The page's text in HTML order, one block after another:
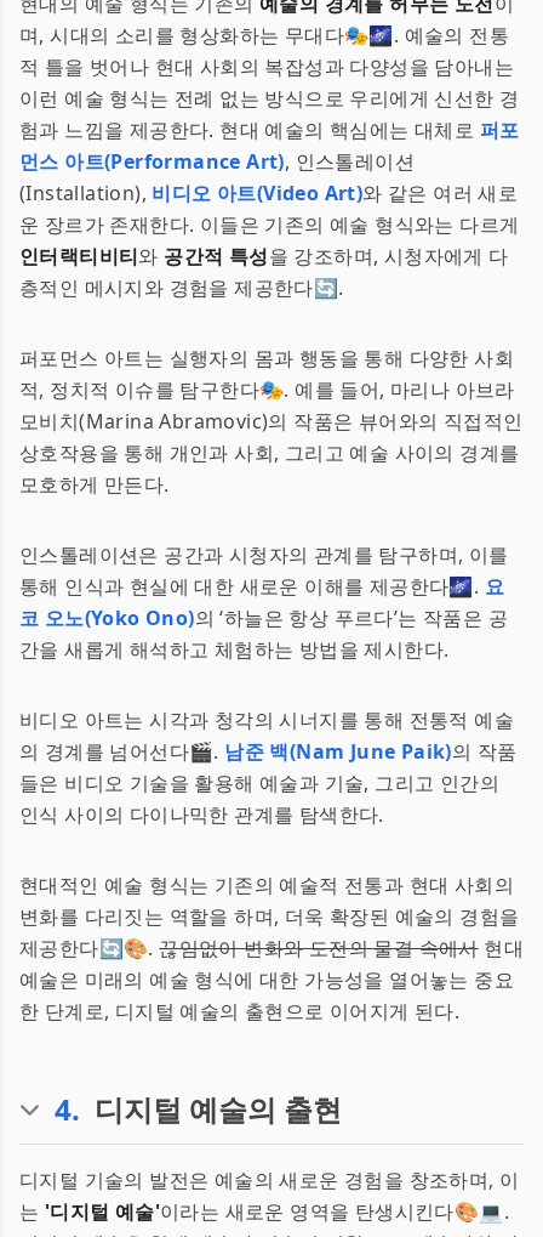
며, 시대의 소리를 형상화하는 무대다🎭🌌. 예술의 전통
적 틀을 벗어나 현대 사회의 복잡성과 다양성을 담아내는
이런 예술 형식는 전례 없는 방식으로 우리에게 신선한 경
험과 느낌을 제공한다. 현대 예술의 핵심에는 대체로 퍼포
먼스 아트(Performance Art), 인스톨레이션
(Installation), 비디오 아트(Video Art)와 같은 여러 새로
운 장르가 존재한다. 이들은 기존의 예술 형식와는 다르게
인터랙티비티와 공간적 특성을 강조하며, 시청자에게 다
층적인 메시지와 경험을 제공한다🔄.
퍼포먼스 아트는 실행자의 몸과 행동을 통해 다양한 사회
적, 정치적 이슈를 탐구한다🎭. 예를 들어, 마리나 아브라
모비치(Marina Abramovic)의 작품은 뷰어와의 직접적인
상호작용을 통해 개인과 사회, 그리고 예술 사이의 경계를
모호하게 만든다.
인스톨레이션은 공간과 시청자의 관계를 탐구하며, 이를
통해 인식과 현실에 대한 새로운 이해를 제공한다🌌. 요
코 오노(Yoko Ono)의 ‘하늘은 항상 푸르다’는 작품은 공
간을 새롭게 해석하고 체험하는 방법을 제시한다.
비디오 아트는 시각과 청각의 시너지를 통해 전통적 예술
의 경계를 넘어선다🎬. 남준 백(Nam June Paik)의 작품
들은 비디오 기술을 활용해 예술과 기술, 그리고 인간의
인식 사이의 다이나믹한 관계를 탐색한다.
현대적인 예술 형식는 기존의 예술적 전통과 현대 사회의
변화를 다리짓는 역할을 하며, 더욱 확장된 예술의 경험을
제공한다🔄🎨.끊임없이 변화와 도전의 물결 속에서현대
예술은 미래의 예술 형식에 대한 가능성을 열어놓는 중요
한 단계로, 디지털 예술의 출현으로 이어지게 된다.
4. 디지털 예술의 출현
디지털 기술의 발전은 예술의 새로운 경험을 창조하며, 이
는 '디지털 예술'이라는 새로운 영역을 탄생시킨다🎨💻.